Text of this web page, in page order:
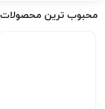
محبوب ترین محصولات